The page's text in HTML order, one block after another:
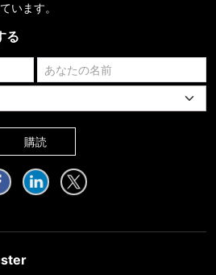
います。
る
購読